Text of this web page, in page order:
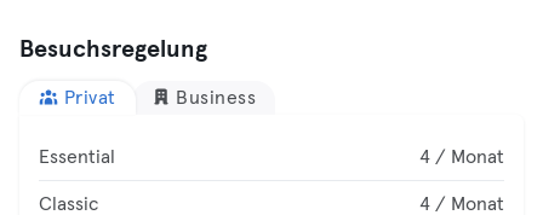
Besuchsregelung
Privat Business
Essential 4 / Monat
Classic 4 / Monat